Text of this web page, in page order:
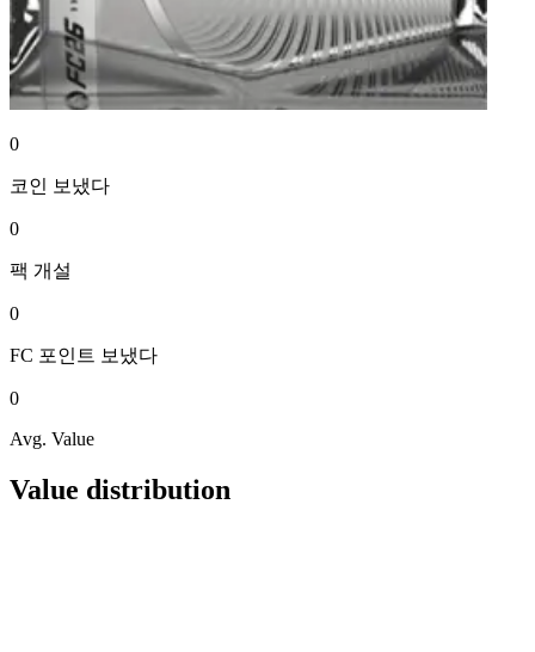
0
코인 보냈다
0
팩 개설
0
FC 포인트 보냈다
0
Avg. Value
Value distribution